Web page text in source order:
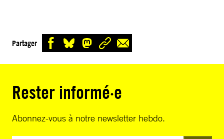
Partager
Rester informé·e
Abonnez-vous à notre newsletter hebdo.